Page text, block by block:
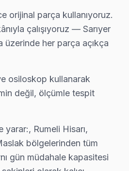
Servis
TV ekranında çizgi, donma ya da
→
mahallesi Regal kullanıcıları
→
mahallesi için Regal TV fiyat teklifi
→
Servis
orijinal parça kullanıyoruz.
çalışıyoruz — Sarıyer
üzerinde her parça açıkça
osiloskop kullanarak
değil, ölçümle tespit
yarar:, Rumeli Hisarı,
bölgelerinden tüm
gün müdahale kapasitesi